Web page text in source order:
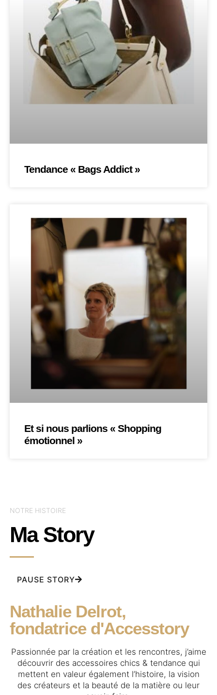
Tendance « Bags Addict »
Et si nous parlions « Shopping
émotionnel »
NOTRE HISTOIRE
Ma Story
PAUSE STORY
Nathalie Delrot,
fondatrice d'Accesstory
Passionnée par la création et les rencontres, j’aime
découvrir des accessoires chics & tendance qui
mettent en valeur également l’histoire, la vision
des créateurs et la beauté de la matière ou leur